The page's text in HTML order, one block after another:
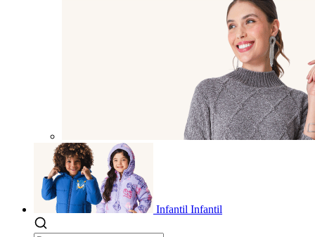
Infantil Infantil